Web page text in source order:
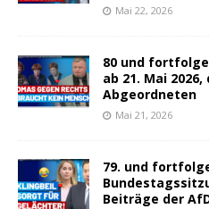
Mai 22, 2026
80 und
ab 21. Mai
Abgeordneten
Mai 21, 2026
79. und
Beiträge der